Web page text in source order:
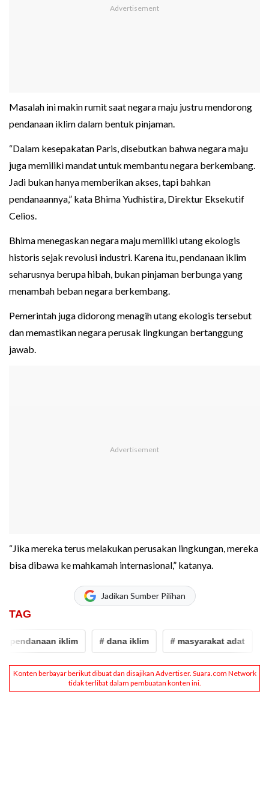
Masalah ini makin rumit saat negara maju justru mendorong
pendanaan iklim dalam bentuk pinjaman.
“Dalam kesepakatan Paris, disebutkan bahwa negara maju
juga memiliki mandat untuk membantu negara berkembang.
Jadi bukan hanya memberikan akses, tapi bahkan
pendanaannya,” kata Bhima Yudhistira, Direktur Eksekutif
Celios.
Bhima menegaskan negara maju memiliki utang ekologis
historis sejak revolusi industri. Karena itu, pendanaan iklim
seharusnya berupa hibah, bukan pinjaman berbunga yang
menambah beban negara berkembang.
Pemerintah juga didorong menagih utang ekologis tersebut
dan memastikan negara perusak lingkungan bertanggung
jawab.
“Jika mereka terus melakukan perusakan lingkungan, mereka
bisa dibawa ke mahkamah internasional,” katanya.
Jadikan Sumber Pilihan
TAG
iklim # dana iklim # masyarakat adat